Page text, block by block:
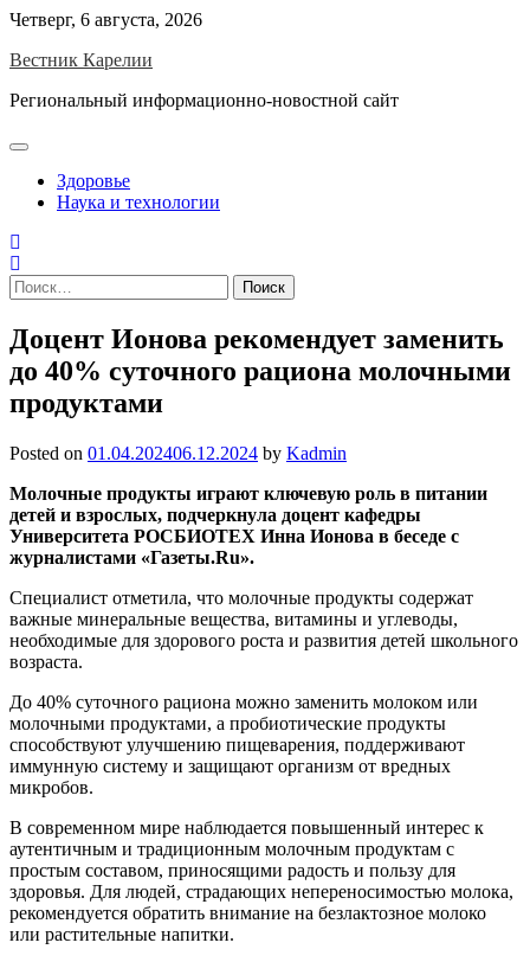
Skip
content
Четверг, 6 августа, 2026
Вестник Карелии
Региональный информационно-новостной сайт
Здоровье
Наука и технологии
Найти:
Доцент Ионова рекомендует заменить
до 40% суточного рациона молочными
продуктами
Posted on 01.04.202406.12.2024 by Kadmin
Молочные продукты играют ключевую роль в питании
детей и взрослых, подчеркнула доцент кафедры
Университета РОСБИОТЕХ Инна Ионова в беседе с
журналистами «Газеты.Ru».
Специалист отметила, что молочные продукты содержат
важные минеральные вещества, витамины и углеводы,
необходимые для здорового роста и развития детей школьного
возраста.
До 40% суточного рациона можно заменить молоком или
молочными продуктами, а пробиотические продукты
способствуют улучшению пищеварения, поддерживают
иммунную систему и защищают организм от вредных
микробов.
В современном мире наблюдается повышенный интерес к
аутентичным и традиционным молочным продуктам с
простым составом, приносящими радость и пользу для
здоровья. Для людей, страдающих непереносимостью молока,
рекомендуется обратить внимание на безлактозное молоко
или растительные напитки.